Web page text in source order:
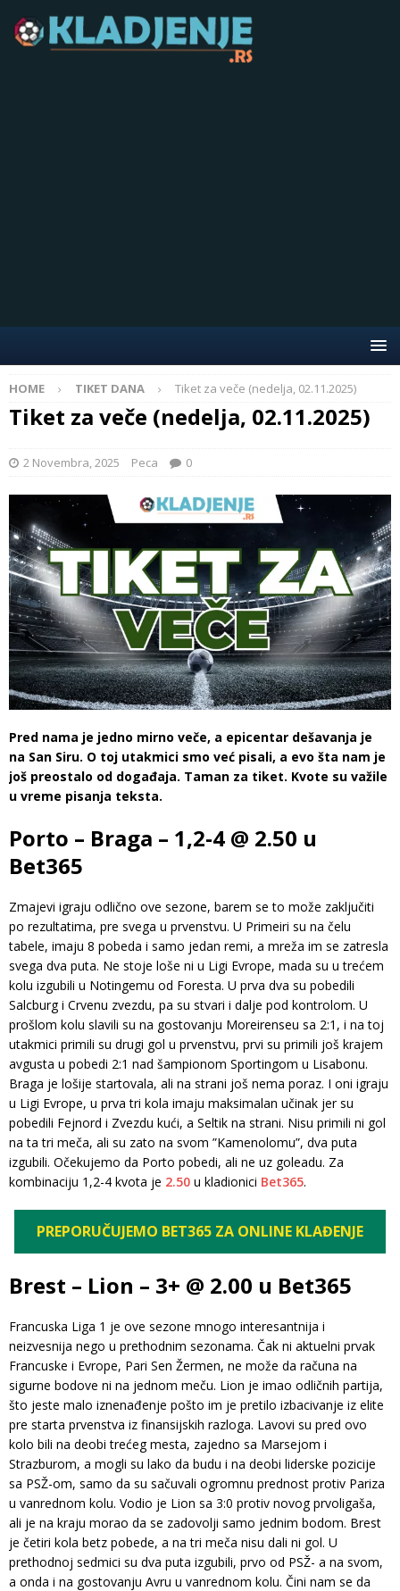
HOME TIKET DANA Tiket za veče (nedelja, 02.11.2025)
Tiket za veče (nedelja, 02.11.2025)
2 Novembra, 2025 Peca 0
Pred nama je jedno mirno veče, a epicentar dešavanja je
na San Siru. O toj utakmici smo već pisali, a evo šta nam je
još preostalo od događaja. Taman za tiket. Kvote su važile
u vreme pisanja teksta.
Porto – Braga – 1,2-4 @ 2.50 u
Bet365
Zmajevi igraju odlično ove sezone, barem se to može zaključiti
po rezultatima, pre svega u prvenstvu. U Primeiri su na čelu
tabele, imaju 8 pobeda i samo jedan remi, a mreža im se zatresla
svega dva puta. Ne stoje loše ni u Ligi Evrope, mada su u trećem
kolu izgubili u Notingemu od Foresta. U prva dva su pobedili
Salcburg i Crvenu zvezdu, pa su stvari i dalje pod kontrolom. U
prošlom kolu slavili su na gostovanju Moreirenseu sa 2:1, i na toj
utakmici primili su drugi gol u prvenstvu, prvi su primili još krajem
avgusta u pobedi 2:1 nad šampionom Sportingom u Lisabonu.
Braga je lošije startovala, ali na strani još nema poraz. I oni igraju
u Ligi Evrope, u prva tri kola imaju maksimalan učinak jer su
pobedili Fejnord i Zvezdu kući, a Seltik na strani. Nisu primili ni gol
na ta tri meča, ali su zato na svom ”Kamenolomu”, dva puta
izgubili. Očekujemo da Porto pobedi, ali ne uz goleadu. Za
kombinaciju 1,2-4 kvota je 2.50 u kladionici Bet365.
PREPORUČUJEMO BET365 ZA ONLINE KLAĐENJE
Brest – Lion – 3+ @ 2.00 u Bet365
Francuska Liga 1 je ove sezone mnogo interesantnija i
neizvesnija nego u prethodnim sezonama. Čak ni aktuelni prvak
Francuske i Evrope, Pari Sen Žermen, ne može da računa na
sigurne bodove ni na jednom meču. Lion je imao odličnih partija,
što jeste malo iznenađenje pošto im je pretilo izbacivanje iz elite
pre starta prvenstva iz finansijskih razloga. Lavovi su pred ovo
kolo bili na deobi trećeg mesta, zajedno sa Marsejom i
Strazburom, a mogli su lako da budu i na deobi liderske pozicije
sa PSŽ-om, samo da su sačuvali ogromnu prednost protiv Pariza
u vanrednom kolu. Vodio je Lion sa 3:0 protiv novog prvoligaša,
ali je na kraju morao da se zadovolji samo jednim bodom. Brest
je četiri kola betz pobede, a na tri meča nisu dali ni gol. U
prethodnoj sedmici su dva puta izgubili, prvo od PSŽ- a na svom,
a onda i na gostovanju Avru u vanrednom kolu. Čini nam se da